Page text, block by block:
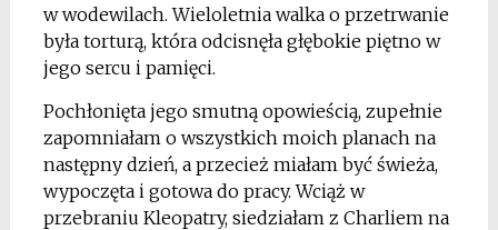
w wodewilach. Wieloletnia walka o przetrwanie
była torturą, która odcisnęła głębokie piętno w
jego sercu i pamięci.
Pochłonięta jego smutną opowieścią, zupełnie
zapomniałam o wszystkich moich planach na
następny dzień, a przecież miałam być świeża,
wypoczęta i gotowa do pracy. Wciąż w
przebraniu Kleopatry, siedziałam z Charliem na